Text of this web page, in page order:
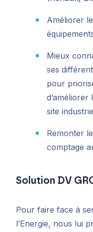
Améliorer
Mieux
ses
pour
d’améliorer
site
Remonter
comptage
Solution DV
Pour faire face à
l’Energie, nous lui